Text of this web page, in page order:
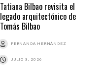
Tatiana Bilbao revisita el
legado arquitectónico de
Tomás Bilbao
FERNANDA HERNÁNDEZ
JULIO 3, 2026